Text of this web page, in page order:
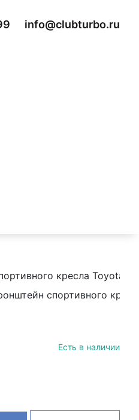
info@clubturbo.ru
Есть в наличии